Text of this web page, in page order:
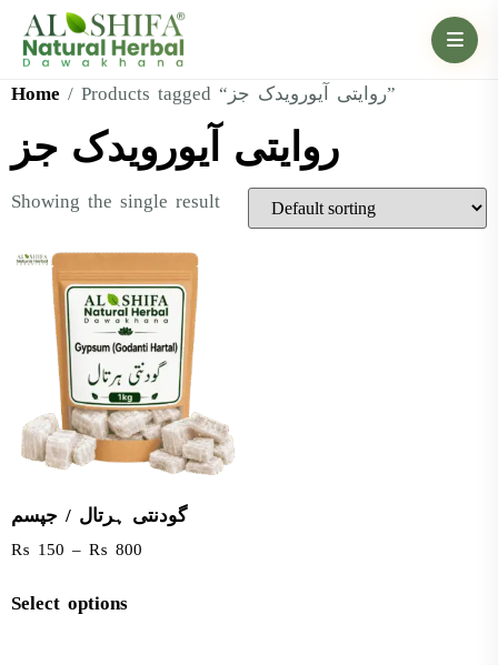
Home / Products tagged “روایتی آیورویدک جز”
روایتی آیورویدک جز
Showing the single result
گودنتی ہرتال / جپسم
₨ 150 – ₨ 800
Select options